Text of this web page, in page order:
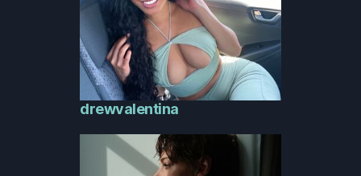
drewvalentina